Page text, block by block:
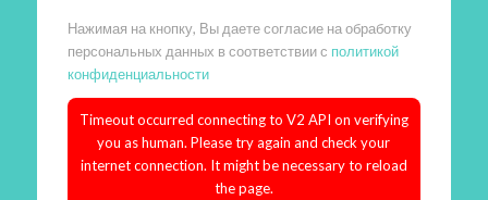
Нажимая на кнопку, Вы даете согласие на обработку
персональных данных в соответствии с политикой
конфиденциальности
Timeout occurred connecting to V2 API on verifying
you as human. Please try again and check your
internet connection. It might be necessary to reload
the page.